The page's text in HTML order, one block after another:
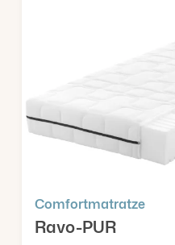
Comfortmatratze
Ravo-PUR